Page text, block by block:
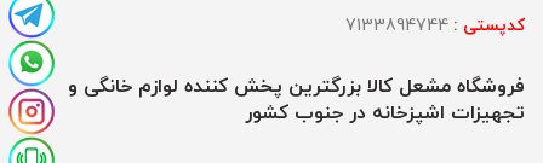
کدپستی :
فروشگاه مشعل کالا بزرگترین پخش کننده لوازم خانگی و
تجهیزات اشپزخانه در جنوب کشور